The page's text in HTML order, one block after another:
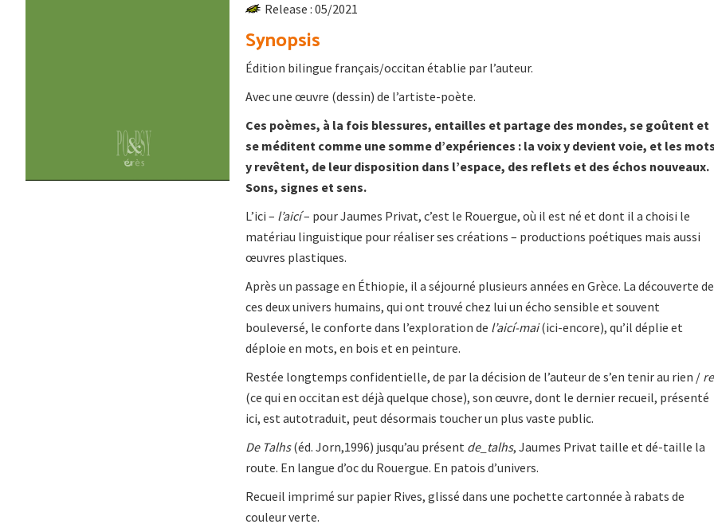
Release : 05/2021
Synopsis
Édition bilingue français/occitan établie par l’auteur.
Avec une œuvre (dessin) de l’artiste-poète.
Ces poèmes, à la fois blessures, entailles et partage des mondes, se goûtent et
se méditent comme une somme d’expériences : la voix y devient voie, et les
y revêtent, de leur disposition dans l’espace, des reflets et des échos nouveaux.
Sons, signes et sens.
L’ici – l’aicí– pour Jaumes Privat, c’est le Rouergue, où il est né et dont il a choisi le
matériau linguistique pour réaliser ses créations – productions poétiques mais aussi
œuvres plastiques.
Après un passage en Éthiopie, il a séjourné plusieurs années en Grèce. La découverte de
ces deux univers humains, qui ont trouvé chez lui un écho sensible et souvent
bouleversé, le conforte dans l’exploration de l’aicí-mai(ici-encore), qu’il déplie et
déploie en mots, en bois et en peinture.
Restée longtemps confidentielle, de par la décision de l’auteur de s’en tenir au rien /
(ce qui en occitan est déjà quelque chose), son œuvre, dont le dernier recueil, présenté
ici, est autotraduit, peut désormais toucher un plus vaste public.
De Talhs(éd. Jorn,1996) jusqu’au présent de_talhs, Jaumes Privat taille et dé-taille la
route. En langue d’oc du Rouergue. En patois d’univers.
Recueil imprimé sur papier Rives, glissé dans une pochette cartonnée à rabats de
couleur verte.